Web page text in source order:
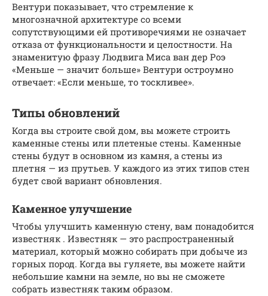
Вентури показывает, что стремление к
многозначной архитектуре со всеми
сопутствующими ей противоречиями не означает
отказа от функциональности и целостности. На
знаменитую фразу Людвига Миса ван дер Роэ
«Меньше — значит больше» Вентури остроумно
отвечает: «Если меньше, то тоскливее».
Типы обновлений
Когда вы строите свой дом, вы можете строить
каменные стены или плетеные стены. Каменные
стены будут в основном из камня, а стены из
плетня — из прутьев. У каждого из этих типов стен
будет свой вариант обновления.
Каменное улучшение
Чтобы улучшить каменную стену, вам понадобится
известняк . Известняк — это распространенный
материал, который можно собирать при добыче из
горных пород. Когда вы гуляете, вы можете найти
небольшие камни на земле, но вы не сможете
собрать известняк таким образом.